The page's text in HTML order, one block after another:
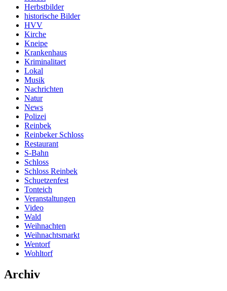
Herbstbilder
historische Bilder
HVV
Kirche
Kneipe
Krankenhaus
Kriminalitaet
Lokal
Musik
Nachrichten
Natur
News
Polizei
Reinbek
Reinbeker Schloss
Restaurant
S-Bahn
Schloss
Schloss Reinbek
Schuetzenfest
Tonteich
Veranstaltungen
Video
Wald
Weihnachten
Weihnachtsmarkt
Wentorf
Wohltorf
Archiv